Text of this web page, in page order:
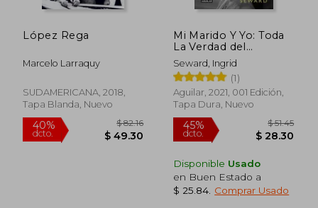
dcto.
López Rega
Marcelo Larraquy
SUDAMERICANA, 2018,
Tapa Blanda, Nuevo
Mi Marido Y Yo: Toda
La Verdad del
Matrimonio de Isabel
II Y Felipe de
Edimburgo / My
Husband and I: The
Inside Story of the
Seward, Ingrid
(1)
Aguilar, 2021, 001 Edición,
Tapa Dura, Nuevo
Disponible Usado
en Buen Estado a
$ 25.84 Comprar Usado